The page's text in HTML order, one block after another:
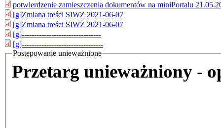
potwierdzenie zamieszczenia dokumentów na miniPortalu
[g]Zmiana treści SIWZ 2021-06-07
[g]Zmiana treści SIWZ 2021-06-07
[g]--------------------------------
[g]---------------------------------
Postępowanie unieważnione
Przetarg unieważniony -